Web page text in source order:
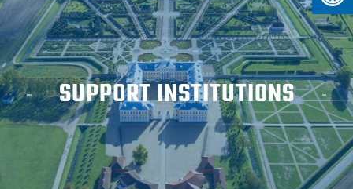
SUPPORT INSTITUTIONS